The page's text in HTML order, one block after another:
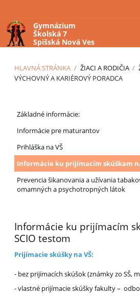
Gymnázium
Školská 7
Spišská Nová Ves
HLAVNÁ STRÁNKA / ŽIACI A RODIČIA /
VÝCHOVNÝ A KARIÉROVÝ PORADCA
kariérový
poradca
Základné informácie:
Informácie pre maturantov
Prihláška na VŠ
Informácie ku prijímacím skúškam
Prevencia šikanovania a užívania
omamných a psychotropných látok
Informácie ku prijímacím
SCIO testom
Prijímacie skúšky na VŠ:
- bez prijímacích skúšok (známky zo SŠ,
- vlastné prijímacie skúšky fakulty –